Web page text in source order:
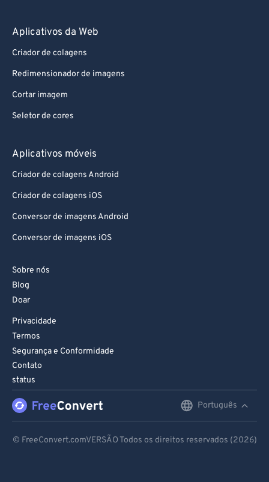
Aplicativos da Web
Criador de colagens
Redimensionador de imagens
Cortar imagem
Seletor de cores
Aplicativos móveis
Criador de colagens Android
Criador de colagens iOS
Conversor de imagens Android
Conversor de imagens iOS
Sobre nós
Blog
Doar
Privacidade
Termos
Segurança e Conformidade
Contato
status
Português
© FreeConvert.comVERSÃO Todos os direitos reservados (2026)